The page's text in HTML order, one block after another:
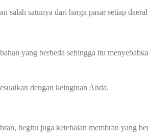
salah satunya dari harga pasar setiap
yang berbeda sehingga itu
dengan keinginan Anda.
begitu juga ketebalan membran yang